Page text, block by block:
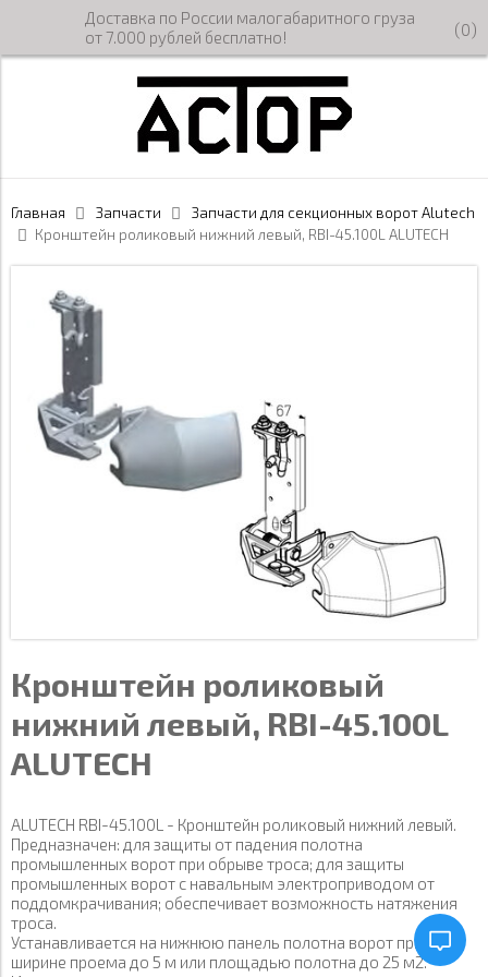
Доставка по России малогабаритного груза
от 7.000 рублей бесплатно!
(0)
Главная Запчасти
Запчасти для секционных ворот Alutech
Кронштейн роликовый нижний левый, RBI-45.100L ALUTECH
Кронштейн роликовый
нижний левый, RBI-45.100L
ALUTECH
ALUTECH RBI-45.100L - Кронштейн роликовый нижний левый.
Предназначен: для защиты от падения полотна
промышленных ворот при обрыве троса; для защиты
промышленных ворот с навальным электроприводом от
поддомкрачивания; обеспечивает возможность натяжения
троса.
Устанавливается на нижнюю панель полотна ворот при
ширине проема до 5 м или площадью полотна до 25 м2.